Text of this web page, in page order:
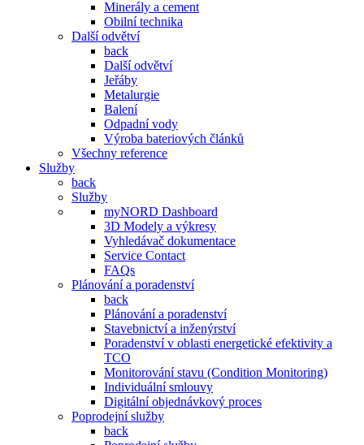
Minerály a cement
Obilní technika
Další odvětví
back
Další odvětví
Jeřáby
Metalurgie
Balení
Odpadní vody
Výroba bateriových článků
Všechny reference
Služby
back
Služby
myNORD Dashboard
3D Modely a výkresy
Vyhledávač dokumentace
Service Contact
FAQs
Plánování a poradenství
back
Plánování a poradenství
Stavebnictví a inženýrství
Poradenství v oblasti energetické efektivity a
TCO
Monitorování stavu (Condition Monitoring)
Individuální smlouvy
Digitální objednávkový proces
Poprodejní služby
back